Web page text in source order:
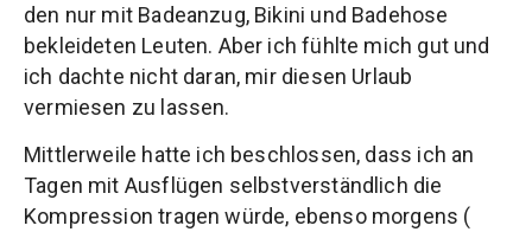
den nur mit Badeanzug, Bikini und Badehose
bekleideten Leuten. Aber ich fühlte mich gut und
ich dachte nicht daran, mir diesen Urlaub
vermiesen zu lassen.
Mittlerweile hatte ich beschlossen, dass ich an
Tagen mit Ausflügen selbstverständlich die
Kompression tragen würde, ebenso morgens (